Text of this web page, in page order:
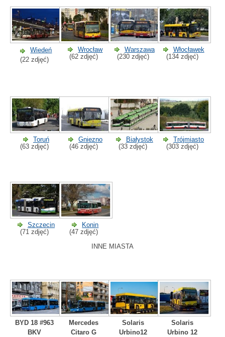
Wiedeń
(22 zdjęć)
Wrocław
(62 zdjęć)
Warszawa
(230 zdjęć)
Włocławek
(134 zdjęć)
Toruń
(63 zdjęć)
Gniezno
(46 zdjęć)
Białystok
(33 zdjęć)
Trójmiasto
(303 zdjęć)
Szczecin
(71 zdjęć)
Konin
(47 zdjęć)
INNE MIASTA
BYD 18 #963
BKV
Mercedes
Citaro G
Solaris
Urbino12
Solaris
Urbino 12